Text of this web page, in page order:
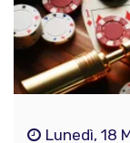
Lunedì, 18